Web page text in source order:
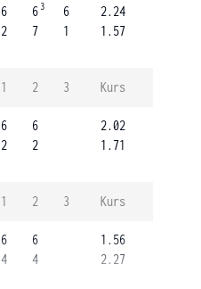
6
2
6 3
7
6
1
2.24
1.57
1 2 3 Kurs
6
2
6
2
2.02
1.71
1 2 3 Kurs
6
4
6
4
1.56
2.27